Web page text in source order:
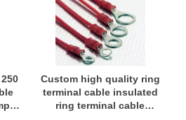
Custom high quality ring
terminal cable insulated
ring terminal cable